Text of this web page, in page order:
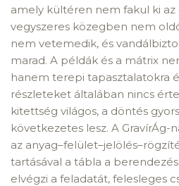
amely kültéren nem fakul ki az
vegyszeres közegben nem
nem vetemedik, és
marad. A példák és a mátrix
hanem terepi tapasztalatokra
részleteket általában nincs
kitettség világos, a döntés
következetes lesz. A GravírÁg-
az
tartásával a tábla a
elvégzi a feladatát, felesleges